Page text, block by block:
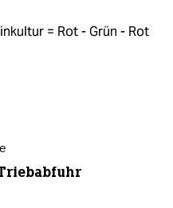
= Rot - Grün - Rot